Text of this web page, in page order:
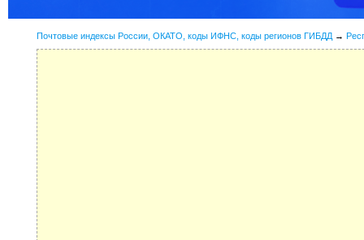
Почтовые индексы России, ОКАТО, коды ИФНС, коды регионов ГИБДД →